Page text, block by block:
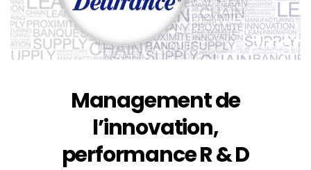
Management de
l’innovation,
performance R & D